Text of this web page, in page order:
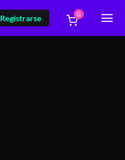
Registrarse 0